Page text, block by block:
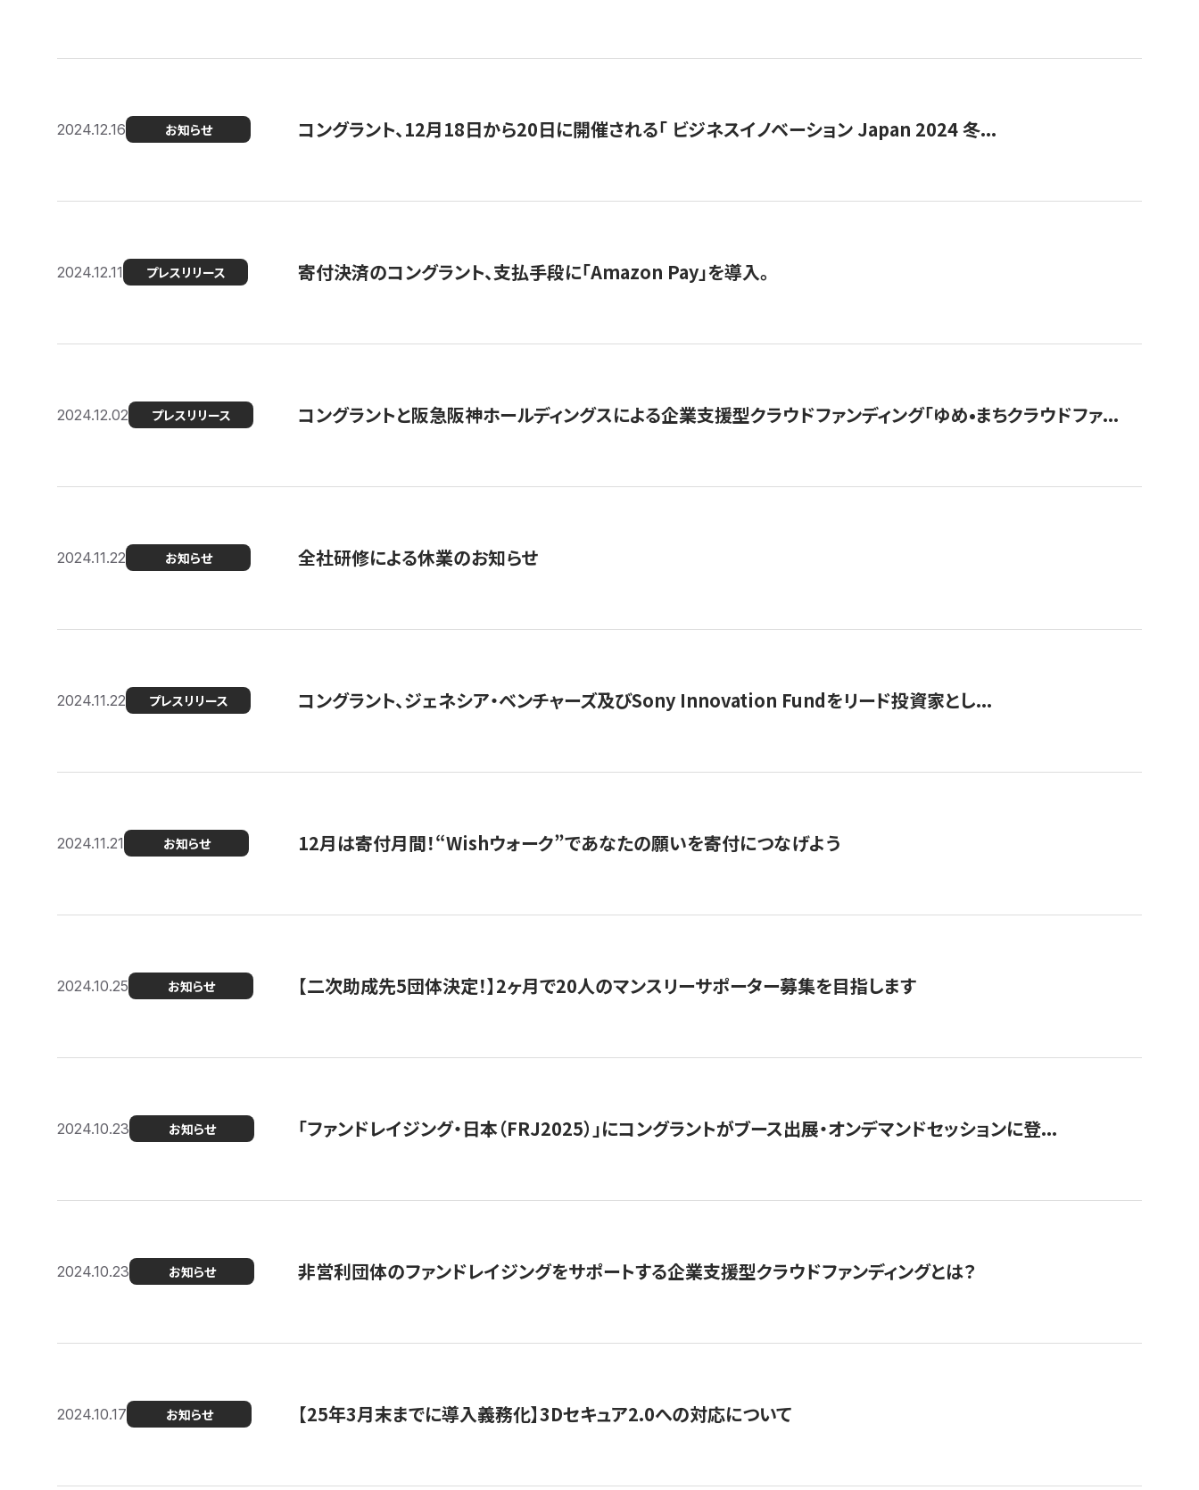
2024.12.16 お知らせ コングラント、12月18日から20日に開催される「 ビジネスイノベーション Japan 2024 冬...
2024.12.11 プレスリリース 寄付決済のコングラント、支払手段に「Amazon Pay」を導入。
2024.12.02 プレスリリース コングラントと阪急阪神ホールディングスによる企業支援型クラウドファンディング「ゆめ•まちクラウドファ...
2024.11.22 お知らせ 全社研修による休業のお知らせ
2024.11.22 プレスリリース コングラント、ジェネシア・ベンチャーズ及びSony Innovation Fundをリード投資家とし...
2024.11.21 お知らせ 12月は寄付月間！“Wishウォーク”であなたの願いを寄付につなげよう
2024.10.25 お知らせ 【二次助成先5団体決定！】2ヶ月で20人のマンスリーサポーター募集を目指します
2024.10.23 お知らせ 「ファンドレイジング・日本（FRJ2025）」にコングラントがブース出展・オンデマンドセッションに登...
2024.10.23 お知らせ 非営利団体のファンドレイジングをサポートする企業支援型クラウドファンディングとは？
2024.10.17 お知らせ 【25年3月末までに導入義務化】3Dセキュア2.0への対応について